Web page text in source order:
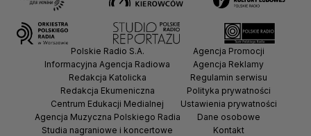
Polskie Radio S.A.
Informacyjna Agencja Radiowa
Redakcja Katolicka
Redakcja Ekumeniczna
Centrum Edukacji Medialnej
Agencja Muzyczna Polskiego Radia
Studia nagraniowe i koncertowe
Agencja Promocji
Agencja Reklamy
Regulamin serwisu
Polityka prywatności
Ustawienia prywatności
Dane osobowe
Kontakt